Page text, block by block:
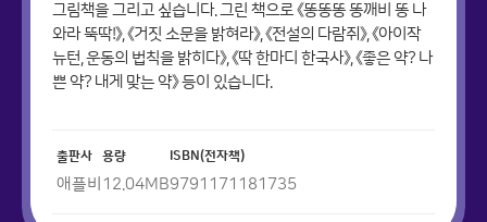
그림책을 그리고 싶습니다. 그린 책으로 《똥똥똥 똥깨비 똥 나
와라 뚝딱!》, 《거짓 소문을 밝혀라》, 《전설의 다람쥐》, 《아이작
뉴턴, 운동의 법칙을 밝히다》, 《딱 한마디 한국사》, 《좋은 약? 나
쁜 약? 내게 맞는 약》 등이 있습니다.
출판사
애플비
용량
12.04MB
ISBN(전자책)
9791171181735